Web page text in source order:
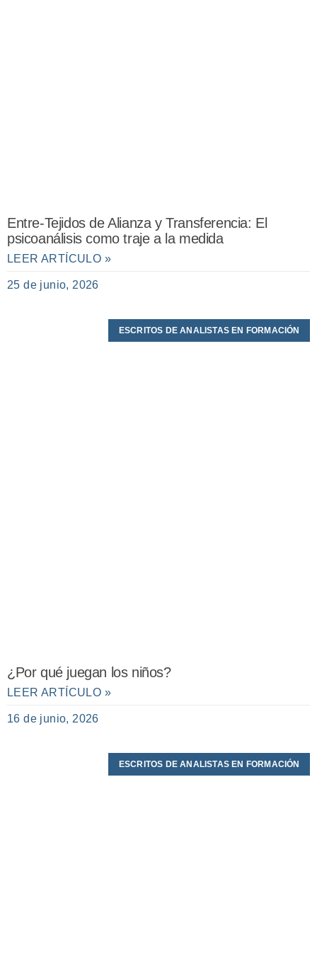
Entre-Tejidos de Alianza y Transferencia: El
psicoanálisis como traje a la medida
LEER ARTÍCULO »
25 de junio, 2026
ESCRITOS DE ANALISTAS EN FORMACIÓN
¿Por qué juegan los niños?
LEER ARTÍCULO »
16 de junio, 2026
ESCRITOS DE ANALISTAS EN FORMACIÓN